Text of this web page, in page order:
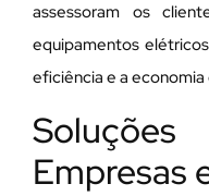
assessoram os
equipamentos
eficiência e a
Empresas